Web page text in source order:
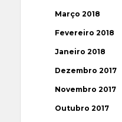
Março 2018
Fevereiro 2018
Janeiro 2018
Dezembro 2017
Novembro 2017
Outubro 2017